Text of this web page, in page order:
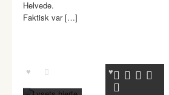
Helvede.
Faktisk var […]